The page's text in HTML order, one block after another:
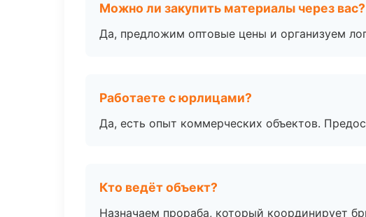
Можно ли закупить материалы через вас?
Да, предложим оптовые цены и организуем
Работаете с юрлицами?
Да, есть опыт коммерческих объектов.
Кто ведёт объект?
Назначаем прораба, который координирует